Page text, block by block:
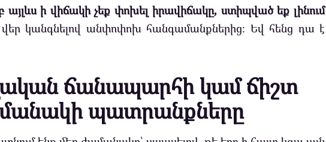
այլևս ի վիճակի չեք փոխել իրավիճակը, ստիպված եք լինում
վեր կանգնելով անփոփոխ հանգամանքներից։ Եվ հենց դա է
ճանապարհի կամ ճիշտ
պատրանքները